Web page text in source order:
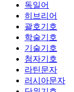
독일어
히브리어
괄호기호
학술기호
기술기호
첨자기호
라틴문자
러시아문자